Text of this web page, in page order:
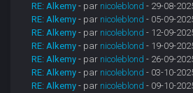
RE: Alkemy - par nicoleblond - 29-08-
RE: Alkemy - par nicoleblond - 05-09-
RE: Alkemy - par nicoleblond - 12-09-
RE: Alkemy - par nicoleblond - 19-09-
RE: Alkemy - par nicoleblond - 26-09-
RE: Alkemy - par nicoleblond - 03-10-
RE: Alkemy - par nicoleblond - 09-10-